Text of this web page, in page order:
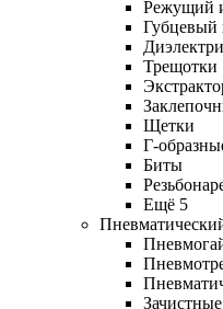
Режущий
Губцевый
Трещотки
Щетки
Г-
Биты
Ещё 5